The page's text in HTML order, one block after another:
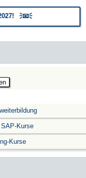
🗦📧🗧
SAP-Kurse
Kurse